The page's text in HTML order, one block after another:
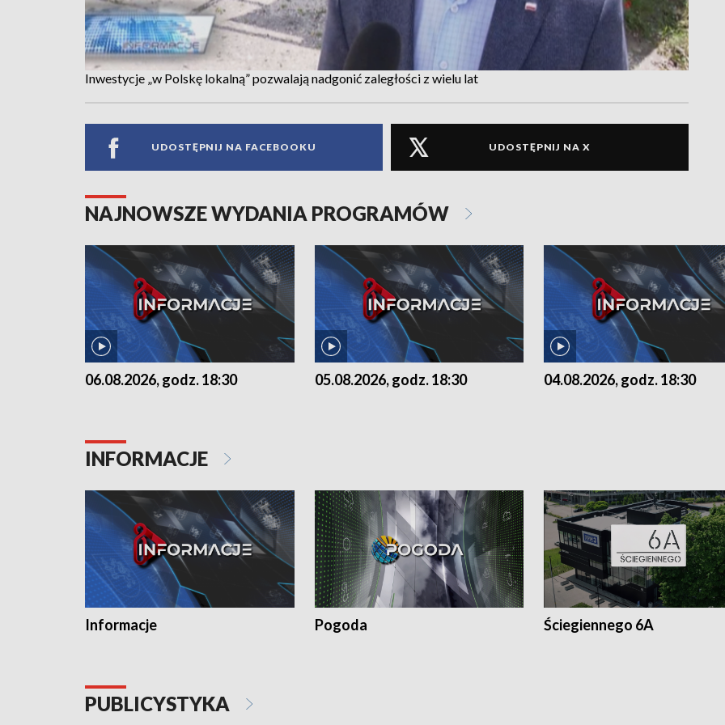
Inwestycje „w Polskę lokalną” pozwalają nadgonić zaległości z wielu lat
UDOSTĘPNIJ NA FACEBOOKU UDOSTĘPNIJ NA X
NAJNOWSZE WYDANIA PROGRAMÓW
06.08.2026, godz. 18:30 05.08.2026, godz. 18:30 04.08.2026, godz. 18:30
INFORMACJE
Informacje Pogoda Ściegiennego 6A
PUBLICYSTYKA